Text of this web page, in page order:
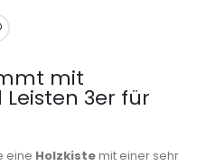
mit
3er für
eine Holzkistemit einer sehr